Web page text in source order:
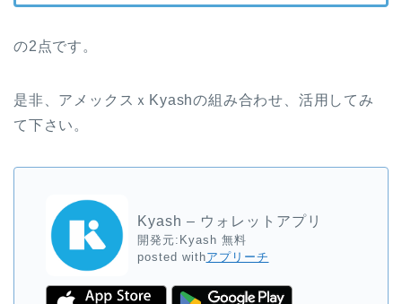
の2点です。
是非、アメックスｘKyashの組み合わせ、活用してみ
て下さい。
Kyash – ウォレットアプリ
開発元: Kyash 無料
posted withアプリーチ